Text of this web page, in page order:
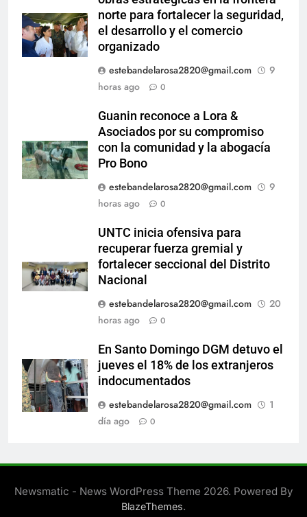
norte para fortalecer la seguridad,
el desarrollo y el comercio
organizado
estebandelarosa2820@gmail.com
9
horas ago
0
Guanin reconoce a Lora &
Asociados por su compromiso
con la comunidad y la abogacía
Pro Bono
estebandelarosa2820@gmail.com
9
horas ago
0
UNTC inicia ofensiva para
recuperar fuerza gremial y
fortalecer seccional del Distrito
Nacional
estebandelarosa2820@gmail.com
20
horas ago
0
En Santo Domingo DGM detuvo el
jueves el 18% de los extranjeros
indocumentados
estebandelarosa2820@gmail.com
1
día ago
0
Newsmatic - News WordPress Theme 2026. Powered By
BlazeThemes.